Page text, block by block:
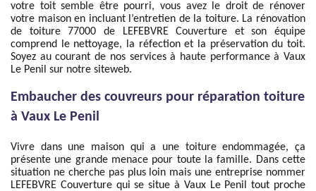
votre toit semble être pourri, vous avez le droit de rénover
votre maison en incluant l’entretien de la toiture. La rénovation
de toiture 77000 de LEFEBVRE Couverture et son équipe
comprend le nettoyage, la réfection et la préservation du toit.
Soyez au courant de nos services à haute performance à Vaux
Le Penil sur notre siteweb.
Embaucher des couvreurs pour réparation toiture
à Vaux Le Penil
Vivre dans une maison qui a une toiture endommagée, ça
présente une grande menace pour toute la famille. Dans cette
situation ne cherche pas plus loin mais une entreprise nommer
LEFEBVRE Couverture qui se situe à Vaux Le Penil tout proche